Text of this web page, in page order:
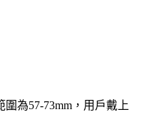
為57-73mm，用戶戴上